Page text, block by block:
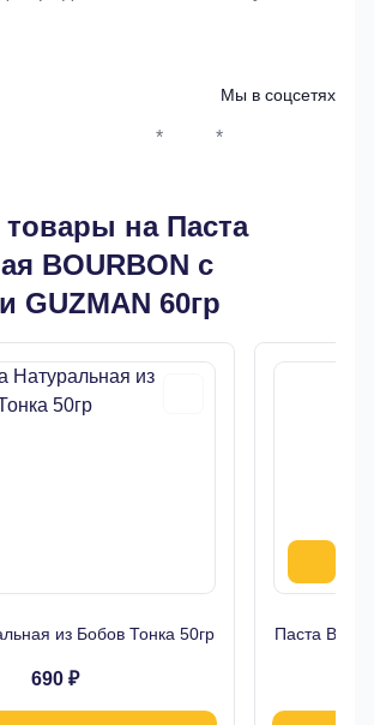
Мы в соцсетях
* *
на Паста
BOURBON с
GUZMAN 60гр
из Бобов Тонка 50гр
690 ₽
Паста